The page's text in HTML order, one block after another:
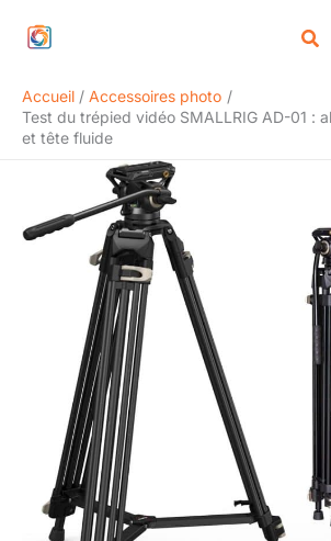
Accueil
Accessoires photo
Test du trépied vidéo SMALLRIG AD-01 :
et tête fluide